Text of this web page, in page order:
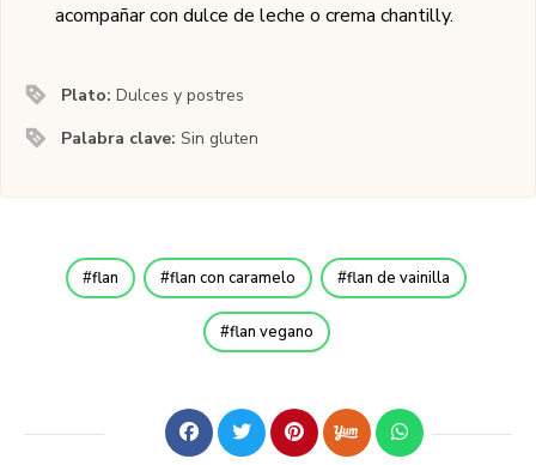
acompañar con dulce de leche o crema chantilly.
Plato:Dulces y postres
Palabra clave:Sin gluten
flan flan con caramelo flan de vainilla
flan vegano